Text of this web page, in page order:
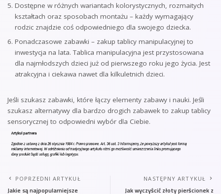
Dostępne w różnych wariantach kolorystycznych, rozmaitych
kształtach oraz sposobach montażu – każdy wymagający
rodzic znajdzie coś odpowiedniego dla swojego dziecka.
Ponadczasowe zabawki – zakup tablicy manipulacyjnej to
inwestycja na lata. Tablica manipulacyjna jest przystosowana
dla najmłodszych dzieci już od pierwszego roku jego życia. Jest
atrakcyjna i ciekawa nawet dla kilkuletnich dzieci.
Jeśli szukasz zabawki, które łączy elementy zabawy i nauki. Jeśli
szukasz alternatywy dla bardzo drogich zabawek to zakup tablicy
sensorycznej to odpowiedni wybór dla Ciebie.
POPRZEDNI ARTYKUŁ
Jakie są najpopularniejsze
NASTĘPNY ARTYKUŁ
Jak wyczyścić złoty pierścionek z